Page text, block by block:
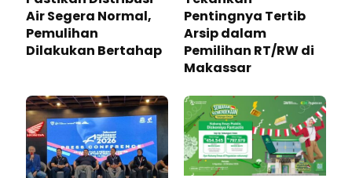
Air Segera Normal,
Pemulihan
Dilakukan Bertahap
Pentingnya Tertib
Arsip dalam
Pemilihan RT/RW di
Makassar